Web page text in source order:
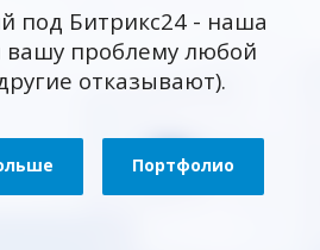
под Битрикс24 - наша
проблему любой
отказывают).
Портфолио